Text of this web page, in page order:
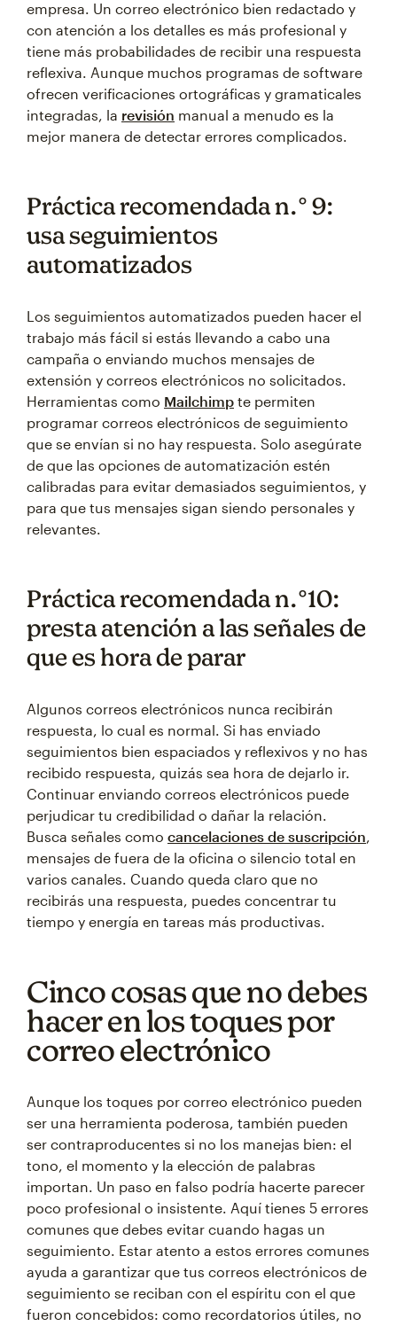
empresa. Un correo electrónico bien redactado y
con atención a los detalles es más profesional y
tiene más probabilidades de recibir una respuesta
reflexiva. Aunque muchos programas de software
ofrecen verificaciones ortográficas y gramaticales
integradas, la revisión manual a menudo es la
mejor manera de detectar errores complicados.
Práctica recomendada n.° 9:
usa seguimientos
automatizados
Los seguimientos automatizados pueden hacer el
trabajo más fácil si estás llevando a cabo una
campaña o enviando muchos mensajes de
extensión y correos electrónicos no solicitados.
Herramientas como Mailchimp te permiten
programar correos electrónicos de seguimiento
que se envían si no hay respuesta. Solo asegúrate
de que las opciones de automatización estén
calibradas para evitar demasiados seguimientos, y
para que tus mensajes sigan siendo personales y
relevantes.
Práctica recomendada n.°10:
presta atención a las señales de
que es hora de parar
Algunos correos electrónicos nunca recibirán
respuesta, lo cual es normal. Si has enviado
seguimientos bien espaciados y reflexivos y no has
recibido respuesta, quizás sea hora de dejarlo ir.
Continuar enviando correos electrónicos puede
perjudicar tu credibilidad o dañar la relación.
Busca señales como cancelaciones de suscripción,
mensajes de fuera de la oficina o silencio total en
varios canales. Cuando queda claro que no
recibirás una respuesta, puedes concentrar tu
tiempo y energía en tareas más productivas.
Cinco cosas que no debes
hacer en los toques por
correo electrónico
Aunque los toques por correo electrónico pueden
ser una herramienta poderosa, también pueden
ser contraproducentes si no los manejas bien: el
tono, el momento y la elección de palabras
importan. Un paso en falso podría hacerte parecer
poco profesional o insistente. Aquí tienes 5 errores
comunes que debes evitar cuando hagas un
seguimiento. Estar atento a estos errores comunes
ayuda a garantizar que tus correos electrónicos de
seguimiento se reciban con el espíritu con el que
fueron concebidos: como recordatorios útiles, no